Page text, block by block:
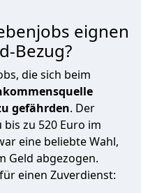
eignen
Bezug?
die sich beim
gefährden. Der
zu 520 Euro im
eine beliebte Wahl,
Geld abgezogen.
einen Zuverdienst: